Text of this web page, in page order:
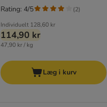
Individuelt 128,60 kr
114,90 kr
47,90 kr / kg
Rating: 4/5 (2)
Læg i kurv